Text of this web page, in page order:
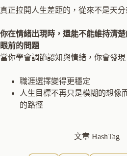
真正拉開人生差距的，從來不是天分
你在情緒出現時，還能不能維持清
眼前的問題
當你學會調節認知與情緒，你會發現
職涯選擇變得更穩定
人生目標不再只是模糊的想像
的路徑
文章 HashTag